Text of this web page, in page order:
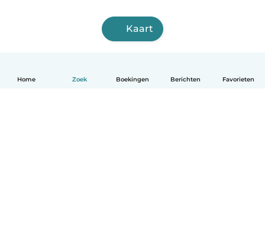
Home Zoek Boekingen Berichten Favorieten
Kaart